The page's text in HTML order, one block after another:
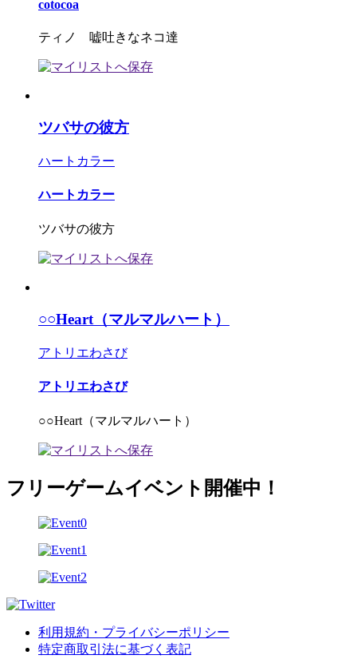
cotocoa
ティノ 嘘吐きなネコ達
ツバサの彼方
ハートカラー
ハートカラー
ツバサの彼方
○○Heart（マルマルハート）
アトリエわさび
アトリエわさび
○○Heart（マルマルハート）
フリーゲームイベント開催中！
利用規約・プライバシーポリシー
特定商取引法に基づく表記